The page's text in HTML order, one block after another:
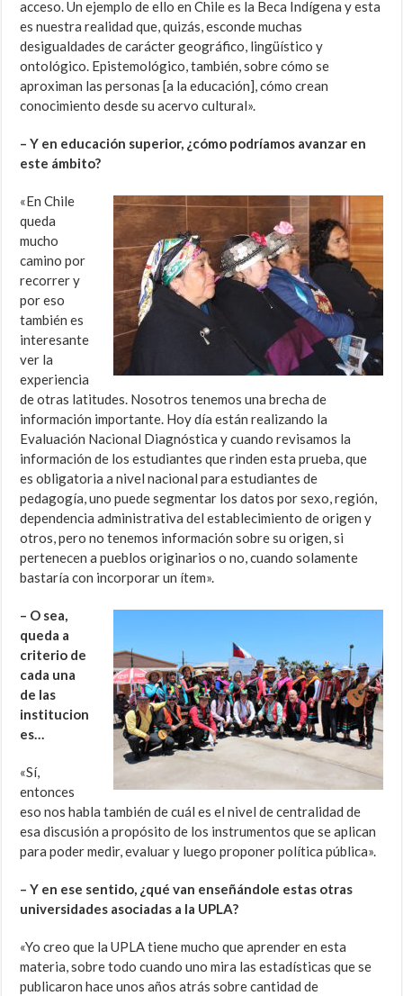
acceso. Un ejemplo de ello en Chile es la Beca Indígena y esta
es nuestra realidad que, quizás, esconde muchas
desigualdades de carácter geográfico, lingüístico y
ontológico. Epistemológico, también, sobre cómo se
aproximan las personas [a la educación], cómo crean
conocimiento desde su acervo cultural».
– Y en educación superior, ¿cómo podríamos avanzar en
este ámbito?
«En Chile
queda
mucho
camino por
recorrer y
por eso
también es
interesante
ver la
experiencia
de otras latitudes. Nosotros tenemos una brecha de
información importante. Hoy día están realizando la
Evaluación Nacional Diagnóstica y cuando revisamos la
información de los estudiantes que rinden esta prueba, que
es obligatoria a nivel nacional para estudiantes de
pedagogía, uno puede segmentar los datos por sexo, región,
dependencia administrativa del establecimiento de origen y
otros, pero no tenemos información sobre su origen, si
pertenecen a pueblos originarios o no, cuando solamente
bastaría con incorporar un ítem».
– O sea,
queda a
criterio de
cada una
de las
institucion
es…
«Sí,
entonces
eso nos habla también de cuál es el nivel de centralidad de
esa discusión a propósito de los instrumentos que se aplican
para poder medir, evaluar y luego proponer política pública».
– Y en ese sentido, ¿qué van enseñándole estas otras
universidades asociadas a la UPLA?
«Yo creo que la UPLA tiene mucho que aprender en esta
materia, sobre todo cuando uno mira las estadísticas que se
publicaron hace unos años atrás sobre cantidad de